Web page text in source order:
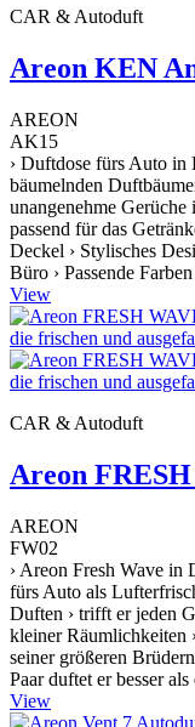
CAR & Autoduft
Areon KEN
AREON
AK15
› Duftdose fürs Auto
bäumelnden
unangenehme
passend für das
Deckel › Stylisches
Büro › Passende
View
CAR & Autoduft
Areon
AREON
FW02
› Areon Fresh Wave in
fürs Auto als
Duften › trifft er jeden
kleiner Räumlichkeiten
seiner größeren
Paar duftet er besser als
View